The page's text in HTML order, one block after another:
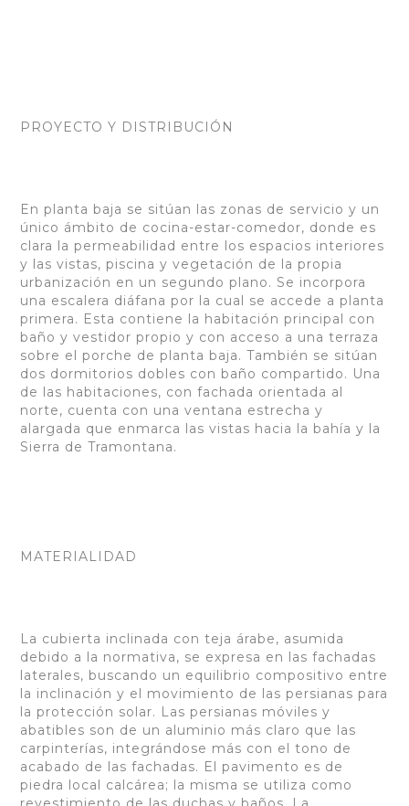
PROYECTO Y DISTRIBUCIÓN
En planta baja se sitúan las zonas de servicio y un
único ámbito de cocina-estar-comedor, donde es
clara la permeabilidad entre los espacios interiores
y las vistas, piscina y vegetación de la propia
urbanización en un segundo plano. Se incorpora
una escalera diáfana por la cual se accede a planta
primera. Esta contiene la habitación principal con
baño y vestidor propio y con acceso a una terraza
sobre el porche de planta baja. También se sitúan
dos dormitorios dobles con baño compartido. Una
de las habitaciones, con fachada orientada al
norte, cuenta con una ventana estrecha y
alargada que enmarca las vistas hacia la bahía y la
Sierra de Tramontana.
MATERIALIDAD
La cubierta inclinada con teja árabe, asumida
debido a la normativa, se expresa en las fachadas
laterales, buscando un equilibrio compositivo entre
la inclinación y el movimiento de las persianas para
la protección solar. Las persianas móviles y
abatibles son de un aluminio más claro que las
carpinterías, integrándose más con el tono de
acabado de las fachadas. El pavimento es de
piedra local calcárea; la misma se utiliza como